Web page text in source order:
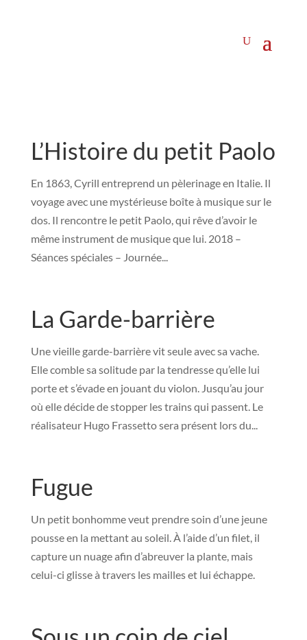
L’Histoire du petit Paolo
En 1863, Cyrill entreprend un pèlerinage en Italie. Il
voyage avec une mystérieuse boîte à musique sur le
dos. Il rencontre le petit Paolo, qui rêve d’avoir le
même instrument de musique que lui. 2018 –
Séances spéciales – Journée...
La Garde-barrière
Une vieille garde-barrière vit seule avec sa vache.
Elle comble sa solitude par la tendresse qu’elle lui
porte et s’évade en jouant du violon. Jusqu’au jour
où elle décide de stopper les trains qui passent. Le
réalisateur Hugo Frassetto sera présent lors du...
Fugue
Un petit bonhomme veut prendre soin d’une jeune
pousse en la mettant au soleil. À l’aide d’un filet, il
capture un nuage afin d’abreuver la plante, mais
celui-ci glisse à travers les mailles et lui échappe.